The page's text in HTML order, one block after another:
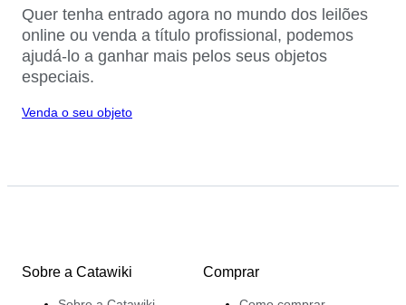
Quer tenha entrado agora no mundo dos leilões
online ou venda a título profissional, podemos
ajudá-lo a ganhar mais pelos seus objetos
especiais.
Venda o seu objeto
Sobre a Catawiki Comprar